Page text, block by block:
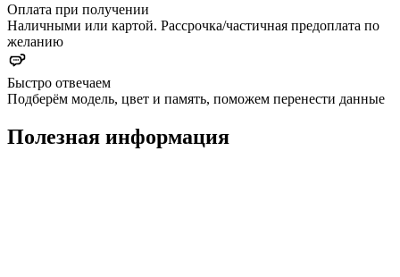
Оплата при получении
Наличными или картой. Рассрочка/частичная предоплата по
желанию
Быстро отвечаем
Подберём модель, цвет и память, поможем перенести данные
Полезная информация